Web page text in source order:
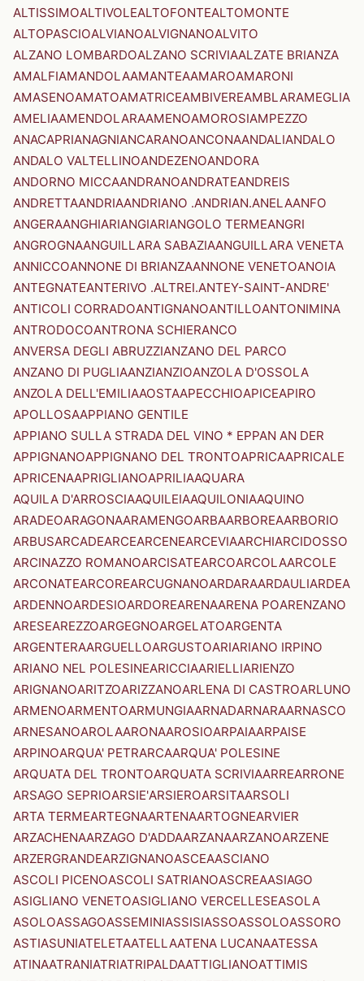
ALTISSIMOALTIVOLEALTOFONTEALTOMONTE
ALTOPASCIOALVIANOALVIGNANOALVITO
ALZANO LOMBARDOALZANO SCRIVIAALZATE BRIANZA
AMALFIAMANDOLAAMANTEAAMAROAMARONI
AMASENOAMATOAMATRICEAMBIVEREAMBLARAMEGLIA
AMELIAAMENDOLARAAMENOAMOROSIAMPEZZO
ANACAPRIANAGNIANCARANOANCONAANDALIANDALO
ANDALO VALTELLINOANDEZENOANDORA
ANDORNO MICCAANDRANOANDRATEANDREIS
ANDRETTAANDRIAANDRIANO .ANDRIAN.ANELAANFO
ANGERAANGHIARIANGIARIANGOLO TERMEANGRI
ANGROGNAANGUILLARA SABAZIAANGUILLARA VENETA
ANNICCOANNONE DI BRIANZAANNONE VENETOANOIA
ANTEGNATEANTERIVO .ALTREI.ANTEY-SAINT-ANDRE'
ANTICOLI CORRADOANTIGNANOANTILLOANTONIMINA
ANTRODOCOANTRONA SCHIERANCO
ANVERSA DEGLI ABRUZZIANZANO DEL PARCO
ANZANO DI PUGLIAANZIANZIOANZOLA D'OSSOLA
ANZOLA DELL'EMILIAAOSTAAPECCHIOAPICEAPIRO
APOLLOSAAPPIANO GENTILE
APPIANO SULLA STRADA DEL VINO * EPPAN AN DER
APPIGNANOAPPIGNANO DEL TRONTOAPRICAAPRICALE
APRICENAAPRIGLIANOAPRILIAAQUARA
AQUILA D'ARROSCIAAQUILEIAAQUILONIAAQUINO
ARADEOARAGONAARAMENGOARBAARBOREAARBORIO
ARBUSARCADEARCEARCENEARCEVIAARCHIARCIDOSSO
ARCINAZZO ROMANOARCISATEARCOARCOLAARCOLE
ARCONATEARCOREARCUGNANOARDARAARDAULIARDEA
ARDENNOARDESIOARDOREARENAARENA POARENZANO
ARESEAREZZOARGEGNOARGELATOARGENTA
ARGENTERAARGUELLOARGUSTOARIARIANO IRPINO
ARIANO NEL POLESINEARICCIAARIELLIARIENZO
ARIGNANOARITZOARIZZANOARLENA DI CASTROARLUNO
ARMENOARMENTOARMUNGIAARNADARNARAARNASCO
ARNESANOAROLAARONAAROSIOARPAIAARPAISE
ARPINOARQUA' PETRARCAARQUA' POLESINE
ARQUATA DEL TRONTOARQUATA SCRIVIAARREARRONE
ARSAGO SEPRIOARSIE'ARSIEROARSITAARSOLI
ARTA TERMEARTEGNAARTENAARTOGNEARVIER
ARZACHENAARZAGO D'ADDAARZANAARZANOARZENE
ARZERGRANDEARZIGNANOASCEAASCIANO
ASCOLI PICENOASCOLI SATRIANOASCREAASIAGO
ASIGLIANO VENETOASIGLIANO VERCELLESEASOLA
ASOLOASSAGOASSEMINIASSISIASSOASSOLOASSORO
ASTIASUNIATELETAATELLAATENA LUCANAATESSA
ATINAATRANIATRIATRIPALDAATTIGLIANOATTIMIS